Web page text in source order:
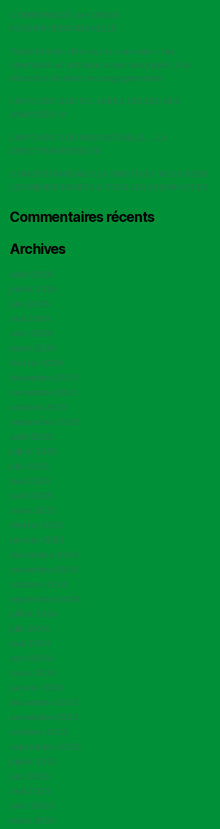
COMMUNIQUÉ de l’UNION
INTERPROFESSIONNELLE
Table Ronde « Rex sur la canicule »: les
cheminot-es ont tenu le service public, à la
direction de tenir ses engagements!
L’INFO ADC SUD D.C.I ARES, ODICEO DES
AVANCÉES !!!
L’INFO ADC SUD ARES DÉRAILLE…..LA
DIRECTION PERSISTE
CONGÉS FAMILIAUX LA SNCF DOIT ACCORDER
LES MÊMES DROITS À TOUS LES CHEMINOT·ES
Commentaires récents
Archives
août 2026
juillet 2026
juin 2026
mai 2026
avril 2026
mars 2026
février 2026
décembre 2025
novembre 2025
octobre 2025
septembre 2025
août 2025
juillet 2025
juin 2025
mai 2025
avril 2025
mars 2025
février 2025
janvier 2025
décembre 2024
novembre 2024
octobre 2024
septembre 2024
juillet 2024
juin 2024
mai 2024
avril 2024
mars 2024
janvier 2024
décembre 2023
novembre 2023
octobre 2023
septembre 2023
juillet 2023
juin 2023
mai 2023
avril 2023
mars 2023